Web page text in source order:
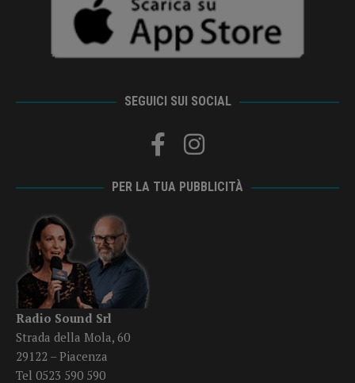
SEGUICI SUI SOCIAL
PER LA TUA PUBBLICITÀ
Radio Sound Srl
Strada della Mola, 60
29122 – Piacenza
Tel 0523 590 590